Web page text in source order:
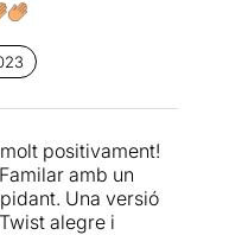
una posada en
per imatges
perJordi
a la història, una
ambientada en
de principis del
un vestuari
positivament!
amb un
Una versió
alegre i